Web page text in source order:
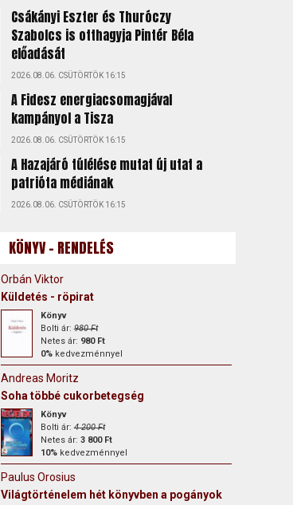
Csákányi Eszter és Thuróczy
Szabolcs is otthagyja Pintér Béla
előadását
2026.08.06. CSÜTÖRTÖK 16:15
A Fidesz energiacsomagjával
kampányol a Tisza
2026.08.06. CSÜTÖRTÖK 16:15
A Hazajáró túlélése mutat új utat a
patrióta médiának
2026.08.06. CSÜTÖRTÖK 16:15
KÖNYV - RENDELÉS
Orbán Viktor
Küldetés - röpirat
Könyv
Bolti ár:980 Ft
Netes ár: 980 Ft
0%kedvezménnyel
Andreas Moritz
Soha többé cukorbetegség
Könyv
Bolti ár:4 200 Ft
Netes ár: 3 800 Ft
10%kedvezménnyel
Paulus Orosius
Világtörténelem hét könyvben a pogányok